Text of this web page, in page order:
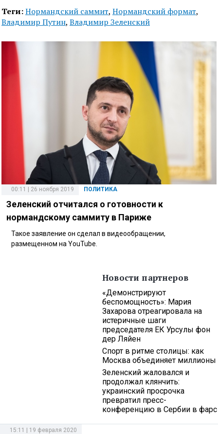
Теги:Нормандский саммит, Нормандский формат,
Владимир Путин, Владимир Зеленский
00:11 | 26 ноября 2019 ПОЛИТИКА
Зеленский отчитался о готовности к
нормандскому саммиту в Париже
Такое заявление он сделал в видеообращении,
размещенном на YouTube.
Новости партнеров
«Демонстрируют
беспомощность»: Мария
Захарова отреагировала на
истеричные шаги
председателя ЕК Урсулы фон
дер Ляйен
Спорт в ритме столицы: как
Москва объединяет миллионы
Зеленский жаловался и
продолжал клянчить:
украинский просрочка
превратил пресс-
конференцию в Сербии в фарс
15:11 | 19 февраля 2020